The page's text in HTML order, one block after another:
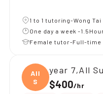
1 to 1 tutoring-Wong Tai
One day a week -
Female tutor-Full-time
All
S
year 7,All
$400/hr